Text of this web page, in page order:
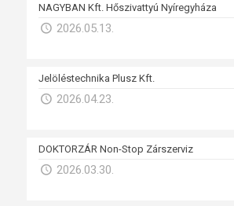
NAGYBAN Kft. Hőszivattyú Nyíregyháza
2026.05.13.
Jelöléstechnika Plusz Kft.
2026.04.23.
DOKTORZÁR Non-Stop Zárszerviz
2026.03.30.